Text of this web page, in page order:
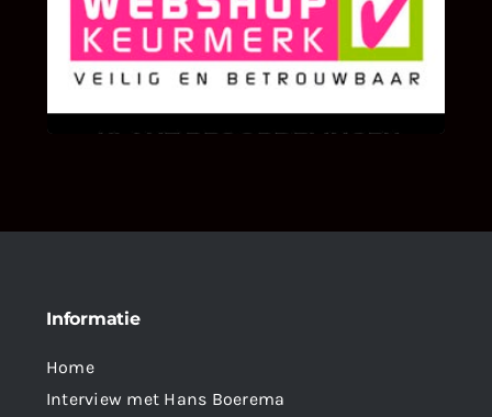
KLANT BEOORDELINGEN
We zijn er zeer op gesteld om te weten wat u
als klant van ons en onze diensten vindt.
Informatie
Home
Interview met Hans Boerema